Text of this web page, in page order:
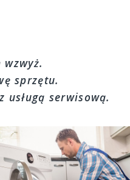
sprzętu.
serwisową.